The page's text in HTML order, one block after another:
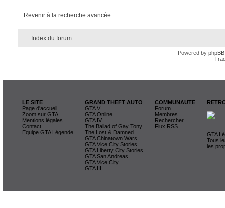
Revenir à la recherche avancée
Index du forum
Powered by phpBB
LE SITE
Page d'accueil
Zoom sur GTA
Mentions légales
Contact
Equipe GTA Légende
GRAND THEFT AUTO
GTA V
GTA Online
GTA IV
The Ballad of Gay Tony
The Lost & Damned
GTA Chinatown Wars
GTA Vice City Stories
GTA Liberty City Stories
GTA San Andreas
GTA Vice City
GTA III
COMMUNAUTE
Forum
Membres
Rechercher
Flux RSS
GTA
Tous
les